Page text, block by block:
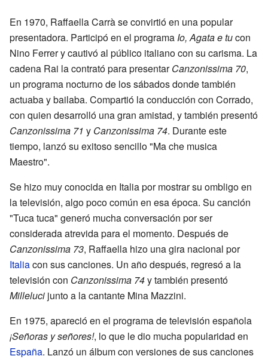
En 1970, Raffaella Carrà se convirtió en una popular
presentadora. Participó en el programa Io, Agata e tucon
Nino Ferrer y cautivó al público italiano con su carisma. La
cadena Rai la contrató para presentarCanzonissima 70,
un programa nocturno de los sábados donde también
actuaba y bailaba. Compartió la conducción con Corrado,
con quien desarrolló una gran amistad, y también presentó
Canzonissima 71 y Canzonissima 74. Durante este
tiempo, lanzó su exitoso sencillo "Ma che musica
Maestro".
Se hizo muy conocida en Italia por mostrar su ombligo en
la televisión, algo poco común en esa época. Su canción
"Tuca tuca" generó mucha conversación por ser
considerada atrevida para el momento. Después de
Canzonissima 73, Raffaella hizo una gira nacional por
Italiacon sus canciones. Un año después, regresó a la
televisión con Canzonissima 74y también presentó
Milleluci junto a la cantante Mina Mazzini.
En 1975, apareció en el programa de televisión española
¡Señoras y señores!, lo que le dio mucha popularidad en
España. Lanzó un álbum con versiones de sus canciones